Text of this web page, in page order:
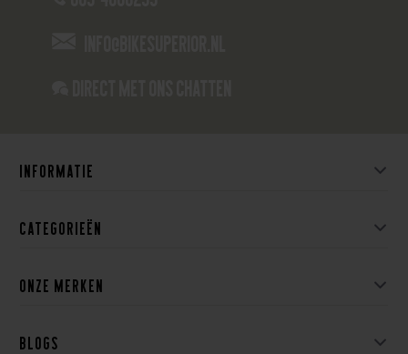
Informatie
Categorieën
Onze merken
Blogs